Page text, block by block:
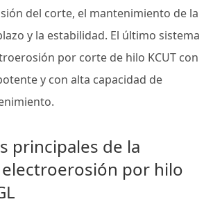
del corte, el mantenimiento de la
y la estabilidad. El último sistema
por corte de hilo KCUT con
y con alta capacidad de
principales de la
por hilo